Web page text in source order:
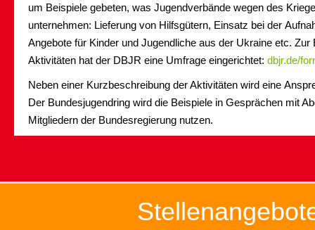
um Beispiele gebeten, was Jugendverbände wegen des
unternehmen: Lieferung von Hilfsgütern, Einsatz bei der
Angebote für Kinder und Jugendliche aus der Ukraine etc. Zur
Aktivitäten hat der DBJR eine Umfrage eingerichtet: dbjr.de/
Neben einer Kurzbeschreibung der Aktivitäten wird eine
Der Bundesjugendring wird die Beispiele in Gesprächen mit
Mitgliedern der Bundesregierung nutzen.